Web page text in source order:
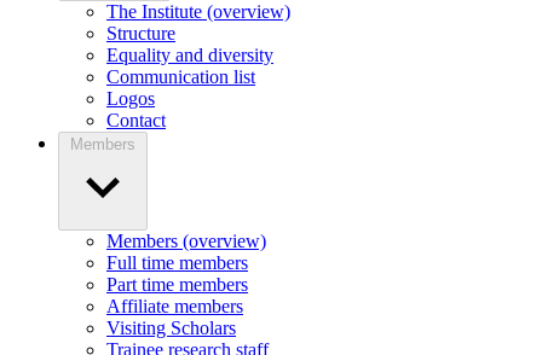
The Institute (overview)
Structure
Equality and diversity
Communication list
Logos
Contact
Members
Members (overview)
Full time members
Part time members
Affiliate members
Visiting Scholars
Trainee research staff